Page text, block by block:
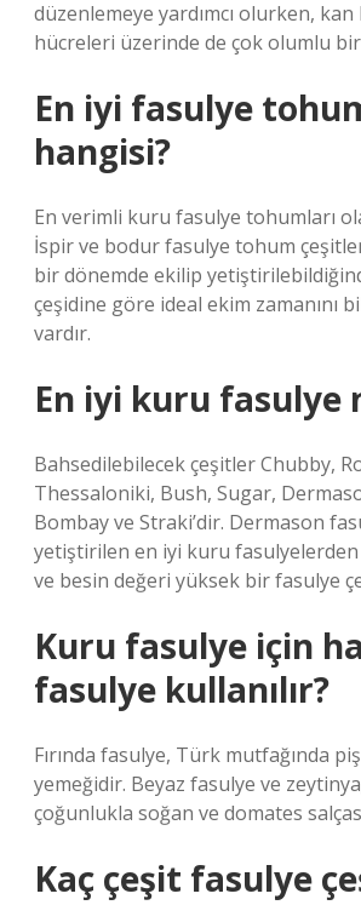
düzenlemeye yardımcı olurken, kan
hücreleri üzerinde de çok olumlu
En iyi fasulye
hangisi?
En verimli kuru fasulye tohumları
İspir ve bodur fasulye tohum
bir dönemde ekilip
çeşidine göre ideal ekim zamanını
vardır.
En iyi kuru fasulye
Bahsedilebilecek çeşitler Chubby,
Thessaloniki, Bush, Sugar,
Bombay ve Straki’dir. Dermason
yetiştirilen en iyi kuru
ve besin değeri yüksek bir fasulye
Kuru fasulye için
fasulye kullanılır?
Fırında fasulye, Türk mutfağında
yemeğidir. Beyaz fasulye ve
çoğunlukla soğan ve domates
Kaç çeşit fasulye